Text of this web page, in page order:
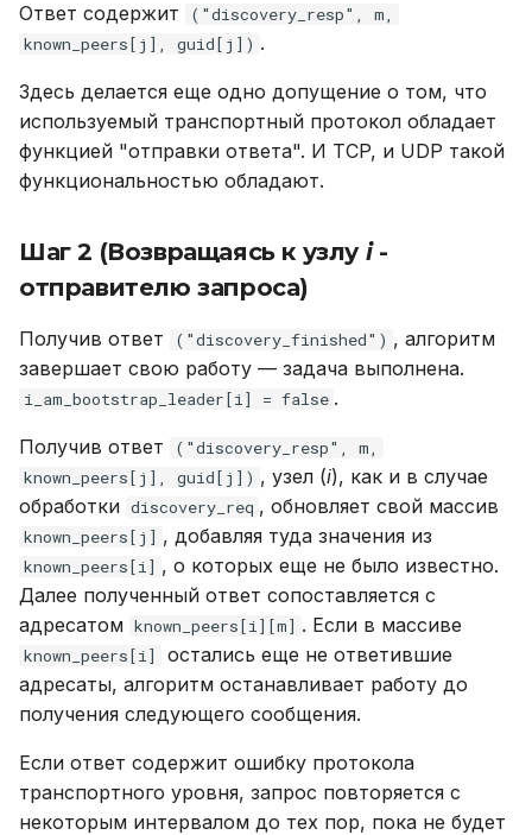
Ответ содержит
("discovery_resp", m,
known_peers[j], guid[j]) .
Здесь делается еще одно допущение о том, что
используемый транспортный протокол обладает
функцией "отправки ответа". И TCP, и UDP такой
функциональностью обладают.
Шаг 2 (Возвращаясь к узлу i-
отправителю запроса)
Получив ответ ("discovery_finished") , алгоритм
завершает свою работу — задача выполнена.
i_am_bootstrap_leader[i] = false .
Получив ответ
("discovery_resp", m,
known_peers[j], guid[j]) , узел (i), как и в случае
обработки discovery_req , обновляет свой массив
known_peers[j] , добавляя туда значения из
known_peers[i] , о которых еще не было известно.
Далее полученный ответ сопоставляется с
адресатом known_peers[i][m] . Если в массиве
known_peers[i]
остались еще не ответившие
адресаты, алгоритм останавливает работу до
получения следующего сообщения.
Если ответ содержит ошибку протокола
транспортного уровня, запрос повторяется с
некоторым интервалом до тех пор, пока не будет